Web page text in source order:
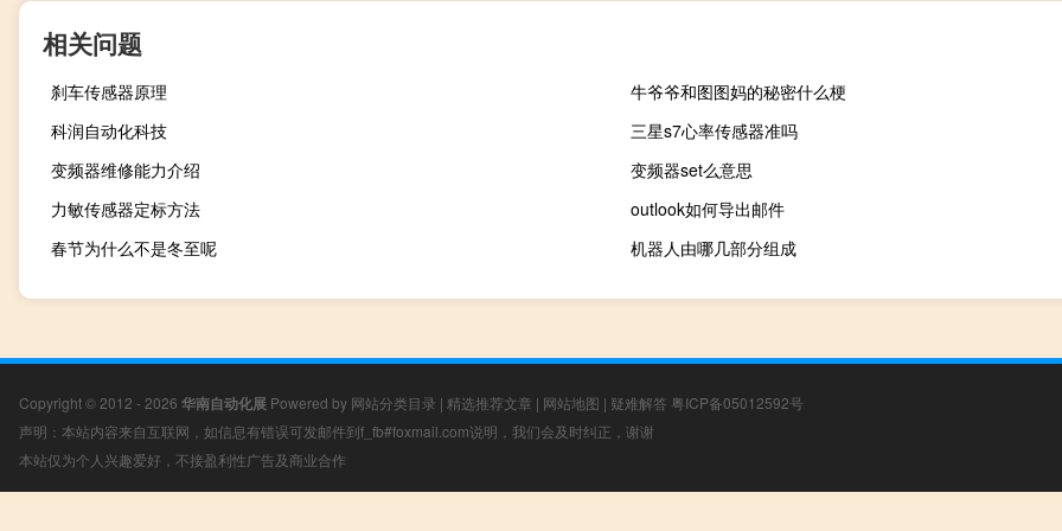
相关问题
刹车传感器原理
牛爷爷和图图妈的秘密什么梗
科润自动化科技
三星s7心率传感器准吗
变频器维修能力介绍
变频器set么意思
力敏传感器定标方法
outlook如何导出邮件
春节为什么不是冬至呢
机器人由哪几部分组成
Copyright © 2012 - 2026 华南自动化展 Powered by 网站分类目录 | 精选推荐文章 | 网站地图 | 疑难解答 粤ICP备05012592号
声明：本站内容来自互联网，如信息有错误可发邮件到f_fb#foxmail.com说明，我们会及时纠正，谢谢
本站仅为个人兴趣爱好，不接盈利性广告及商业合作